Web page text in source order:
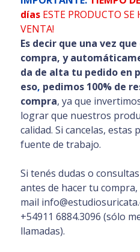
días ESTE PRODUCTO SE
VENTA!
Es decir que una vez
compra, y
da de alta tu pedido en
eso, pedimos 100% de
compra, ya que
lograr que nuestros
calidad. Si cancelas,
fuente de trabajo.
Si tenés dudas o
antes de hacer tu
mail
+54911 6884.3096 (sólo
llamadas).